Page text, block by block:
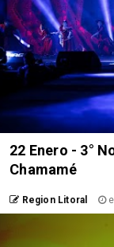
22 Enero - 3°
Chamamé
Region Litoral